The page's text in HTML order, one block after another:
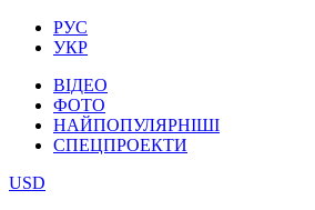
РУС
УКР
ВІДЕО
ФОТО
НАЙПОПУЛЯРНІШІ
СПЕЦПРОЕКТИ
USD